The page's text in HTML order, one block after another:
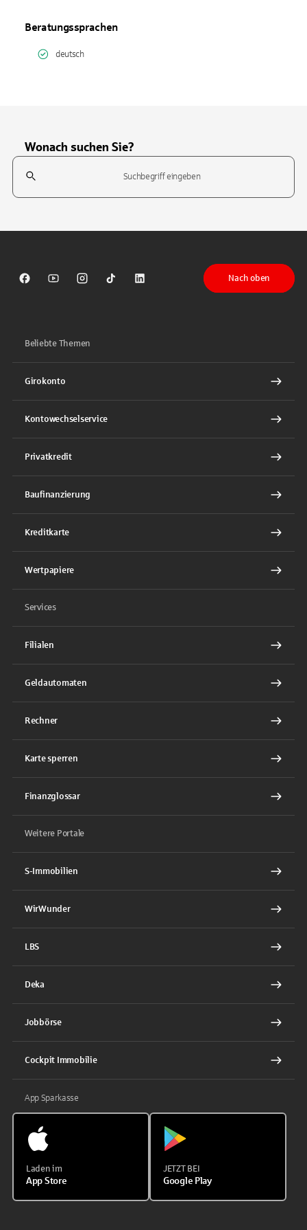
Beratungssprachen
deutsch
Wonach suchen Sie?
Suchfeld
Sparkasse auf Facebook
Sparkasse auf Youtube
Sparkasse auf Instagram
Sparkasse auf TikTok
Sparkasse auf LinkedIn
Nach oben
Beliebte Themen
Girokonto
Kontowechselservice
Privatkredit
Baufinanzierung
Kreditkarte
Wertpapiere
Services
Filialen
Geldautomaten
Rechner
Karte sperren
Finanzglossar
Weitere Portale
S-Immobilien
WirWunder
LBS
Deka
Jobbörse
Cockpit Immobilie
App Sparkasse
Laden im
App Store
JETZT BEI
Google Play